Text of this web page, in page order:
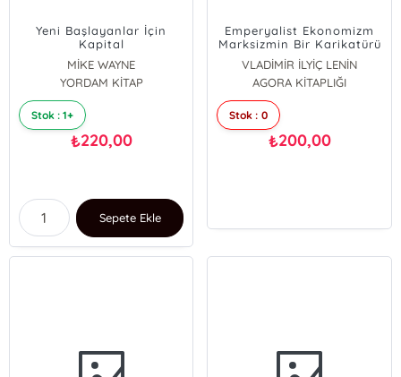
Yeni Başlayanlar İçin
Kapital
MİKE WAYNE
YORDAM KİTAP
Stok : 1+
₺220,00
Sepete Ekle
Emperyalist Ekonomizm
Marksizmin Bir Karikatürü
VLADİMİR İLYİÇ LENİN
AGORA KİTAPLIĞI
Stok : 0
₺200,00